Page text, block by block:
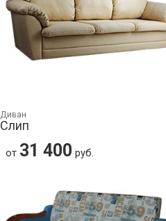
Диван
Слип
от 31 400 руб.